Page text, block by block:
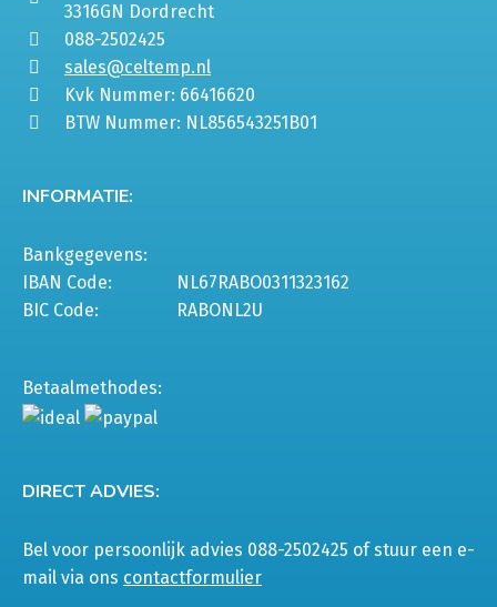
3316GN Dordrecht
088-2502425
sales@celtemp.nl
Kvk Nummer: 66416620
BTW Nummer: NL856543251B01
INFORMATIE:
Bankgegevens:
IBAN Code:
NL67RABO0311323162
BIC Code:
RABONL2U
Betaalmethodes:
DIRECT ADVIES:
Bel voor persoonlijk advies 088-2502425 of stuur een e-
mail via ons contactformulier